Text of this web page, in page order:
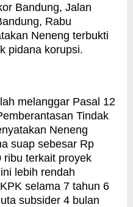
Bandung, Jalan
Rabu
Neneng terbukti
pidana korupsi.
melanggar Pasal 12
Tindak
Neneng
suap sebesar Rp
ribu terkait proyek
lebih rendah
selama 7 tahun 6
subsider 4 bulan